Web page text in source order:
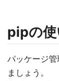
pipの
パッケージ
ましょう。